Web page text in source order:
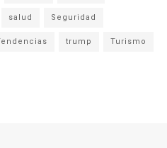
salud Seguridad
trump Turismo